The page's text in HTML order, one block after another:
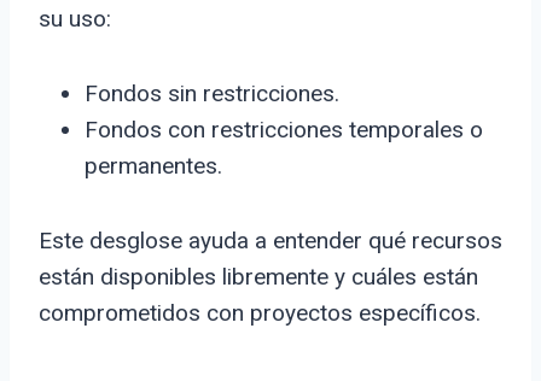
su uso:
Fondos sin restricciones.
Fondos con restricciones temporales o
permanentes.
Este desglose ayuda a entender qué recursos
están disponibles libremente y cuáles están
comprometidos con proyectos específicos.